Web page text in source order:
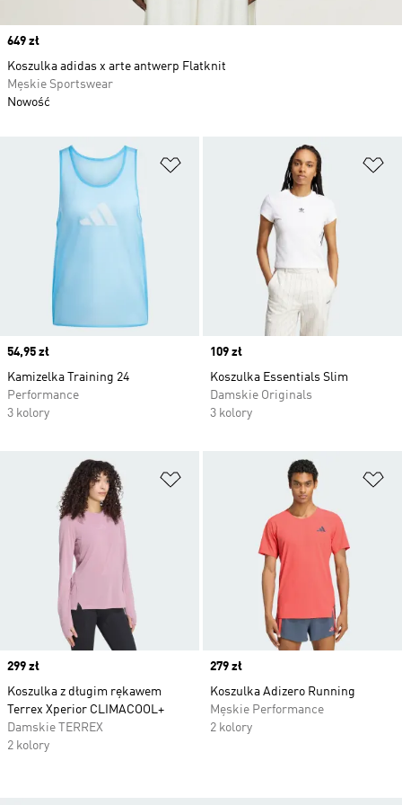
Dodaj do listy życzeń
Price
54,95 zł
Kamizelka Training 24
Performance
3 kolory
Price
109 zł
Koszulka Essentials Slim
Damskie Originals
3 kolory
Dodaj do listy życzeń
Price
299 zł
Koszulka z długim rękawem
Terrex Xperior CLIMACOOL+
Damskie TERREX
2 kolory
Price
279 zł
Koszulka Adizero Running
Męskie Performance
2 kolory
Price
649 zł
Koszulka adidas x arte antwerp Flatknit
Męskie Sportswear
Nowość